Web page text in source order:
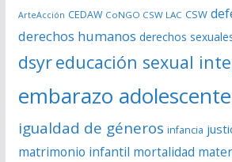
e
o
ArteAcción CEDAW CoNGO CSW LAC CSW
derechos humanos derechos
dsyreducación sexual
embarazo adolescente
igualdad de géneros infancia
matrimonio infantil mortalidad